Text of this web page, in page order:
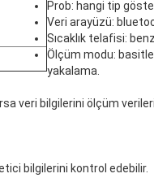
Prob: hangi tip
Veri arayüzü:
Sıcaklık telafisi:
Ölçüm modu:
yakalama.
veri bilgilerini ölçüm
bilgilerini kontrol edebilir.